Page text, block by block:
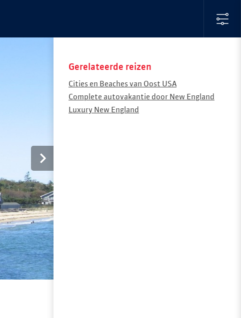
Gerelateerde reizen
Cities en Beaches van Oost USA
Complete autovakantie door New England
Luxury New England